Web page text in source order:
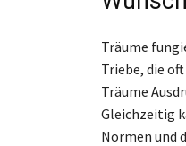
Träume
Triebe, die
Träume
Gleichzeitig
Normen und